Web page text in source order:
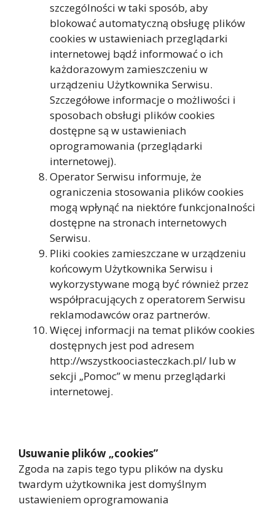
szczególności w taki sposób, aby
blokować automatyczną obsługę plików
cookies w ustawieniach przeglądarki
internetowej bądź informować o ich
każdorazowym zamieszczeniu w
urządzeniu Użytkownika Serwisu.
Szczegółowe informacje o możliwości i
sposobach obsługi plików cookies
dostępne są w ustawieniach
oprogramowania (przeglądarki
internetowej).
Operator Serwisu informuje, że
ograniczenia stosowania plików cookies
mogą wpłynąć na niektóre funkcjonalności
dostępne na stronach internetowych
Serwisu.
Pliki cookies zamieszczane w urządzeniu
końcowym Użytkownika Serwisu i
wykorzystywane mogą być również przez
współpracujących z operatorem Serwisu
reklamodawców oraz partnerów.
Więcej informacji na temat plików cookies
dostępnych jest pod adresem
http://wszystkoociasteczkach.pl/ lub w
sekcji „Pomoc” w menu przeglądarki
internetowej.
Usuwanie plików „cookies”
Zgoda na zapis tego typu plików na dysku
twardym użytkownika jest domyślnym
ustawieniem oprogramowania